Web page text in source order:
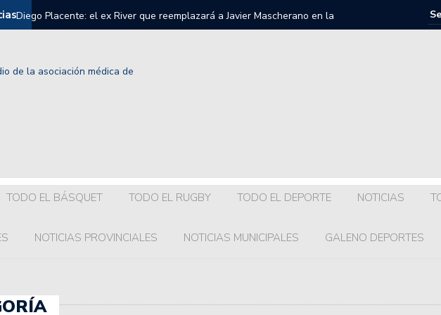
Diego Placente: el ex River que reemplazará a Javier Mascherano en la
Selección Argentina Sub 20.
Grelak o Recoba ¿Quién llegará a Colón?
terminó.
Así está la tabla de posiciones para la clasificación a la AmeriCup 2025 de
TODO EL BÁSQUET TODO EL RUGBY TODO EL DEPORTE NOTICIAS
NOTICIAS PROVINCIALES NOTICIAS MUNICIPALES GALENO DEPORTES